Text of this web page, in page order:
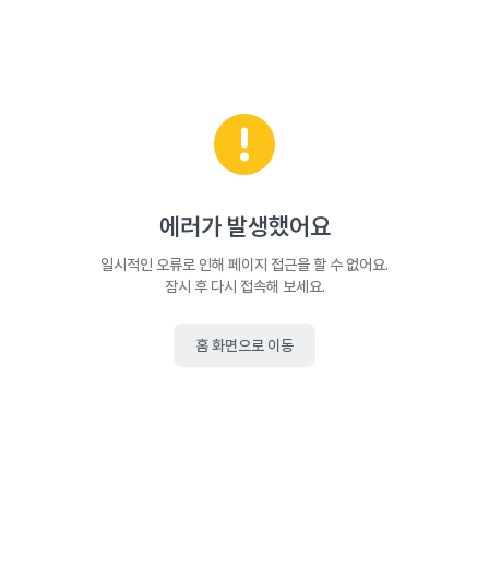
에러가 발생했어요
일시적인 오류로 인해 페이지 접근을 할 수 없어요.
잠시 후 다시 접속해 보세요.
홈 화면으로 이동